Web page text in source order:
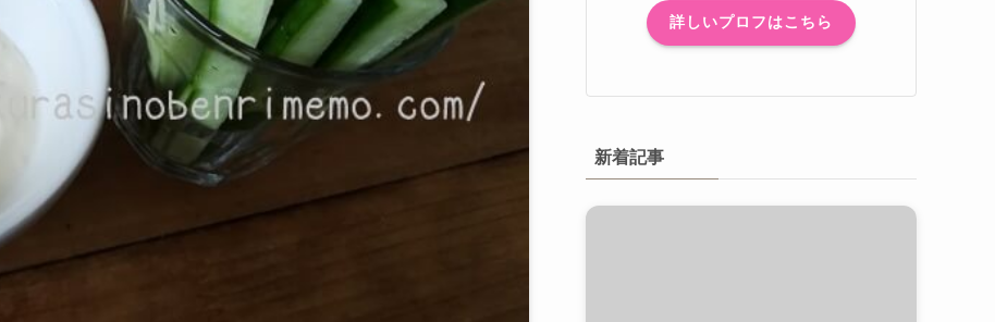
詳しいプロフはこちら
新着記事